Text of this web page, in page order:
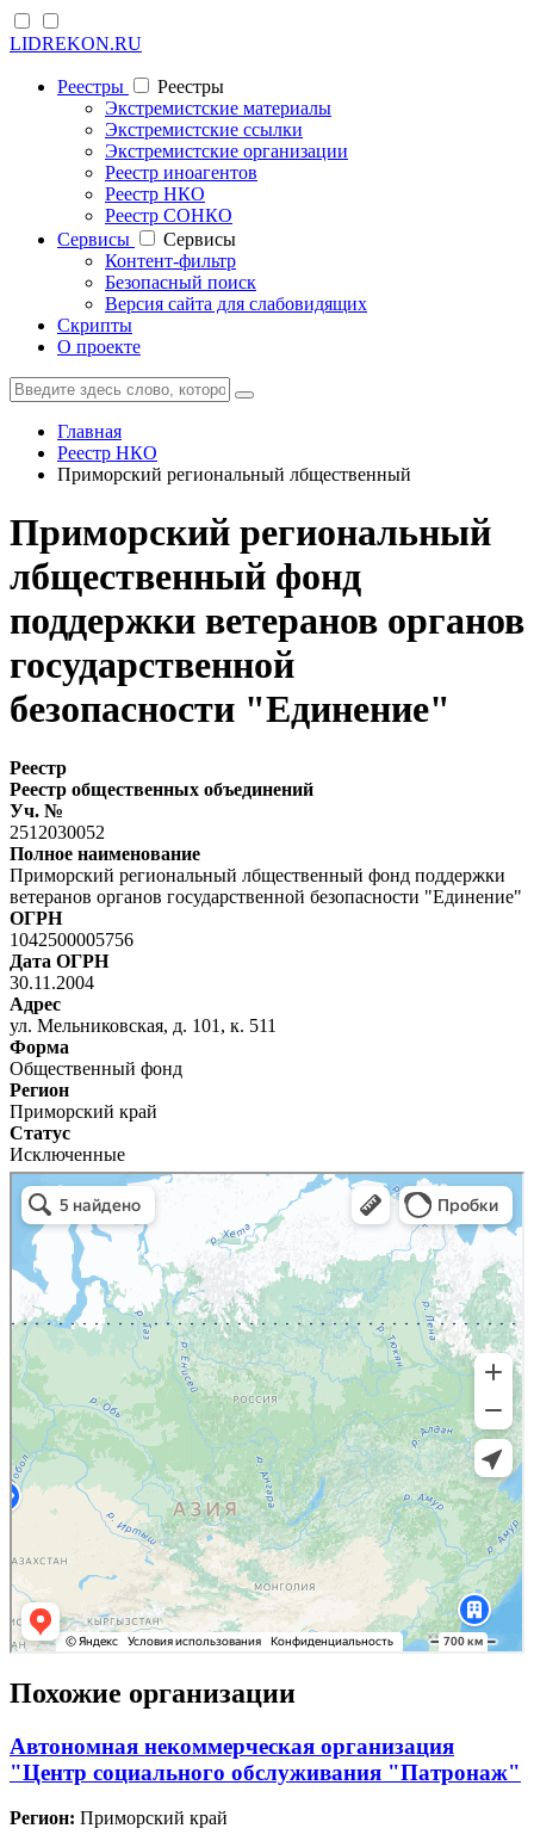
LIDREKON.RU
Реестры
Реестры
Экстремистские материалы
Экстремистские ссылки
Экстремистские организации
Реестр иноагентов
Реестр НКО
Реестр СОНКО
Cервисы
Cервисы
Контент-фильтр
Безопасный поиск
Версия сайта для слабовидящих
Скрипты
О проекте
Главная
Реестр НКО
Приморский региональный лбщественный
Приморский региональный
лбщественный фонд
поддержки ветеранов органов
государственной
безопасности "Единение"
Реестр
Реестр общественных объединений
Уч. №
2512030052
Полное наименование
Приморский региональный лбщественный фонд поддержки
ветеранов органов государственной безопасности "Единение"
ОГРН
1042500005756
Дата ОГРН
30.11.2004
Адрес
ул. Мельниковская, д. 101, к. 511
Форма
Общественный фонд
Регион
Приморский край
Статус
Исключенные
Похожие организации
Автономная некоммерческая организация
"Центр социального обслуживания "Патронаж"
Регион: Приморский край